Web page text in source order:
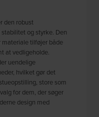
den robust
og styrke. Den
materiale tilføjer både
at vedligeholde.
uendelige
hvilket gør det
store som
for dem, der søger
design med